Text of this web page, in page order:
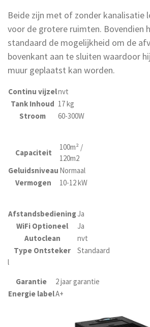
Beide zijn met of zonder kanalisatie
voor de grotere ruimten. Bovendien
standaard de mogelijkheid om de
bovenkant aan te sluiten waardoor
muur geplaatst kan worden.
Continu vijzelnvt
Tank Inhoud 17 kg
Stroom
60-300W
Capaciteit
100m² /
120m2
Geluidsniveau Normaal
Vermogen
10-12 kW
AfstandsbedieningJa
WiFi Optioneel
Ja
Autoclean
nvt
Type Ontsteker
Standaard
l
Garantie
2 jaar garantie
Energie labelA+